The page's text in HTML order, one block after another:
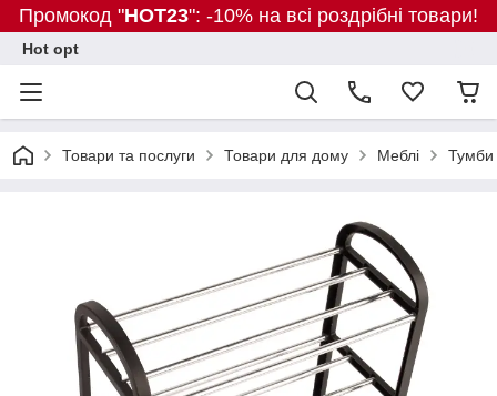
Промокод "HOT23": -10% на всі роздрібні товари!
Hot opt
Товари та послуги Товари для дому Меблі Тумби